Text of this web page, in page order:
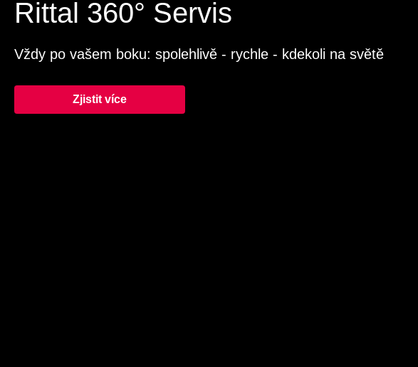
Rittal 360° Servis
Vždy po vašem boku: spolehlivě - rychle - kdekoli na světě
Zjistit více